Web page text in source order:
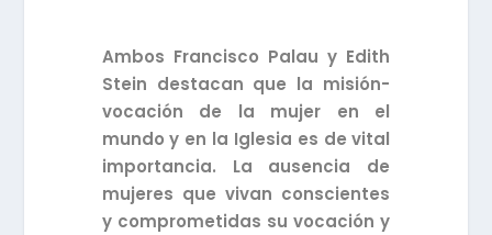
Ambos Francisco Palau y Edith
Stein destacan que la misión-
vocación de la mujer en el
mundo y en la Iglesia es de vital
importancia. La ausencia de
mujeres que vivan conscientes
y comprometidas su vocación y